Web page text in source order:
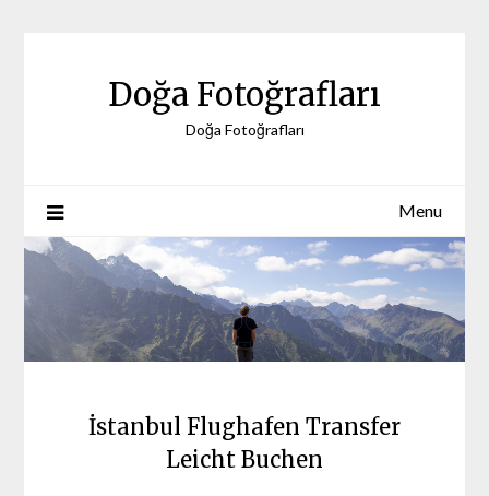
Doğa Fotoğrafları
Doğa Fotoğrafları
Menu
İstanbul Flughafen Transfer
Leicht Buchen